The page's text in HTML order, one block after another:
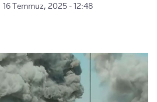
16 Temmuz, 2025 - 12:48